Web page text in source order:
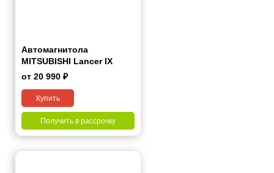
Автомагнитола
MITSUBISHI Lancer IX
2000-2010 (silver) 7"
от 20 990 ₽
Купить
Получить в рассрочку